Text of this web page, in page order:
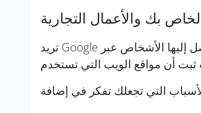
تريد Google جعل الويب أكثر أمانًا ويتضمن جزء كبير من ذلك التأكد من أن المواقع التي يصل إليها الأشخاص عبر Google آمنة.